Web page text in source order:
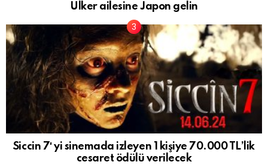
Ülker ailesine Japon gelin
Siccin 7′ yi sinemada izleyen 1 kişiye 70.000 TL’lik
cesaret ödülü verilecek